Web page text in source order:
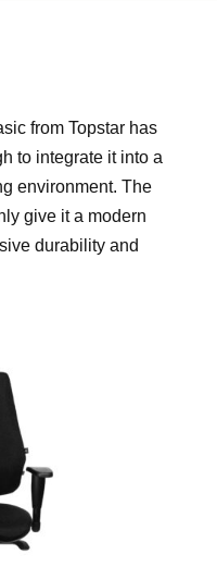
from Topstar has
to integrate it into a
environment. The
give it a modern
durability and